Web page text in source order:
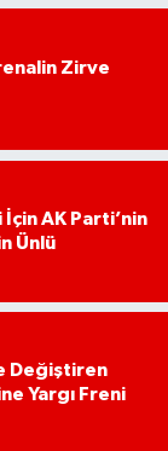
Zirve
AK Parti’nin
Ünlü
Değiştiren
Yargı Freni